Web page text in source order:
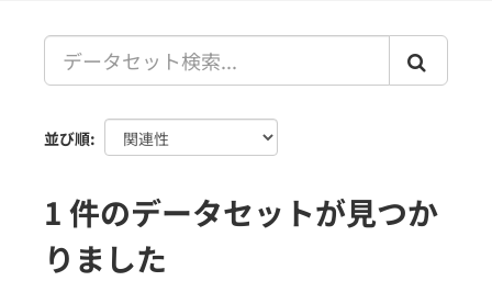
並び順
1 件のデータセットが見つか
りました